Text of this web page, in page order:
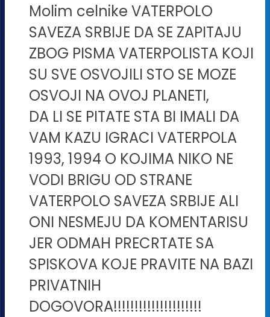
Molim celnike VATERPOLO
SAVEZA SRBIJE DA SE ZAPITAJU
ZBOG PISMA VATERPOLISTA KOJI
SU SVE OSVOJILI STO SE MOZE
OSVOJI NA OVOJ PLANETI,
DA LI SE PITATE STA BI IMALI DA
VAM KAZU IGRACI VATERPOLA
1993, 1994 O KOJIMA NIKO NE
VODI BRIGU OD STRANE
VATERPOLO SAVEZA SRBIJE ALI
ONI NESMEJU DA KOMENTARISU
JER ODMAH PRECRTATE SA
SPISKOVA KOJE PRAVITE NA BAZI
PRIVATNIH
DOGOVORA!!!!!!!!!!!!!!!!!!!!!